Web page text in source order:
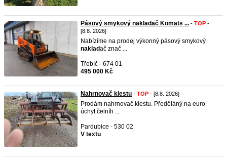
Pásový smykový nakladač Komats ... - TOP -
[8.8. 2026]
Nabízíme na prodej výkonný pásový smykový
nakladač znač ...
Třebíč - 674 01
495 000 Kč
Nahrnovač klestu - TOP - [8.8. 2026]
Prodám nahrnovač klestu. Předěláný na euro
úchyt čelníh ...
Pardubice - 530 02
V textu